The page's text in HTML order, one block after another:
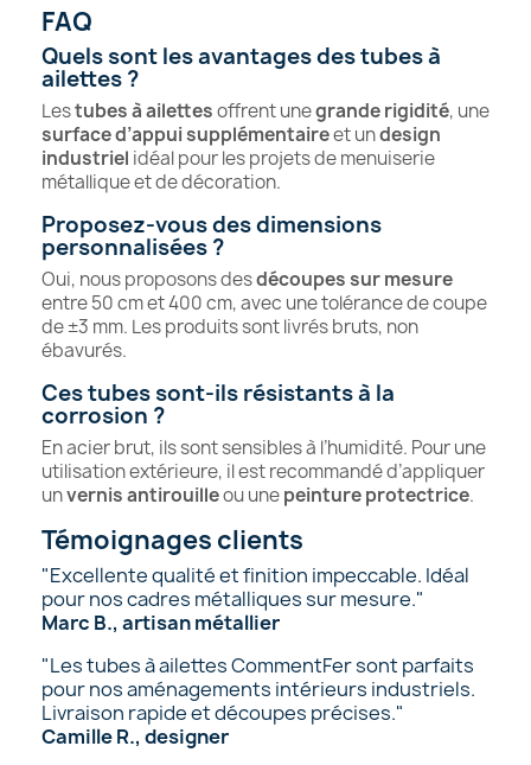
FAQ
Quels sont les avantages des tubes à
ailettes ?
Lestubes à ailettesoffrent unegrande rigidité, une
surface d’appui supplémentaireet undesign
industriel idéal pour les projets de menuiserie
métallique et de décoration.
Proposez-vous des dimensions
personnalisées ?
Oui, nous proposons desdécoupes sur mesure
entre 50 cm et 400 cm, avec une tolérance de coupe
de ±3 mm. Les produits sont livrés bruts, non
ébavurés.
Ces tubes sont-ils résistants à la
corrosion ?
En acier brut, ils sont sensibles à l’humidité. Pour une
utilisation extérieure, il est recommandé d’appliquer
unvernis antirouilleou unepeinture protectrice.
Témoignages clients
"Excellente qualité et finition impeccable. Idéal
pour nos cadres métalliques sur mesure."
Marc B., artisan métallier
"Les tubes à ailettes CommentFer sont parfaits
pour nos aménagements intérieurs industriels.
Livraison rapide et découpes précises."
Camille R., designer